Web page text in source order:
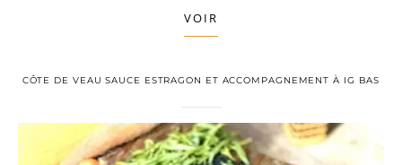
VOIR
CÔTE DE VEAU SAUCE ESTRAGON ET ACCOMPAGNEMENT À IG BAS